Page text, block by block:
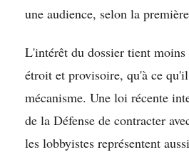
une audience, selon la
L'intérêt du dossier tient moins
étroit et provisoire, qu'à ce
mécanisme. Une loi récente
de la Défense de contracter
les lobbyistes représentent